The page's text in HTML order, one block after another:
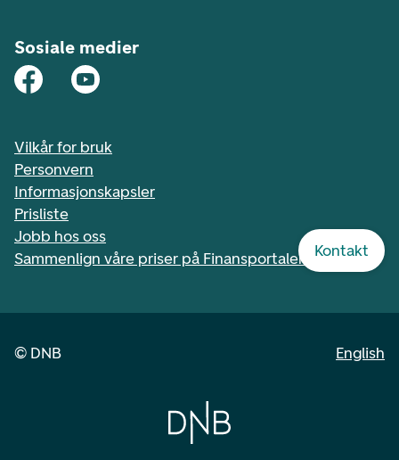
Kontakt
Sosiale medier
Vilkår for bruk
Personvern
Informasjonskapsler
Prisliste
Jobb hos oss
Sammenlign våre priser på Finansportalen.no
© DNB English